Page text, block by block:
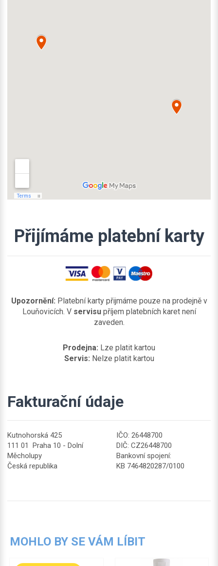
Přijímáme platební karty
Upozornění: Platební karty přijmáme pouze na prodejně v
Louňovicích. V servisupříjem platebních karet není
zaveden.
Prodejna: Lze platit kartou
Servis: Nelze platit kartou
Fakturační údaje
Kutnohorská 425
111 01 Praha 10 - Dolní
Měcholupy
Česká republika
IČO: 26448700
DIČ: CZ26448700
Bankovní spojení:
KB 7464820287/0100
MOHLO BY SE VÁM LÍBIT